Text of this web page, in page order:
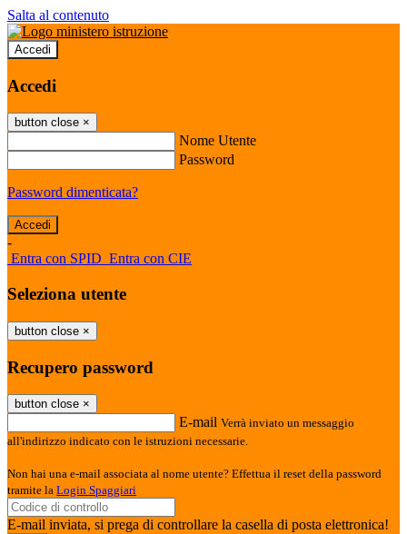
Salta al contenuto
Accedi
Accedi
button close ×
Nome Utente
Password
Password dimenticata?
-
Entra con SPID Entra con CIE
Seleziona utente
button close ×
Recupero password
button close ×
E-mail Verrà inviato un messaggio
all'indirizzo indicato con le istruzioni necessarie.
Non hai una e-mail associata al nome utente? Effettua il reset della password
tramite la Login Spaggiari
E-mail inviata, si prega di controllare la casella di posta elettronica!